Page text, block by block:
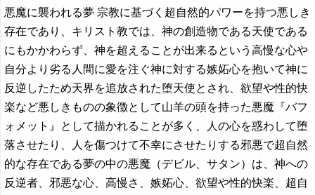
悪魔に襲われる夢 宗教に基づく超自然的パワーを持つ悪しき
存在であり、キリスト教では、神の創造物である天使である
にもかかわらず、神を超えることが出来るという高慢な心や
自分より劣る人間に愛を注ぐ神に対する嫉妬心を抱いて神に
反逆したため天界を追放された堕天使とされ、欲望や性的快
楽など悪しきものの象徴として山羊の頭を持った悪魔『バフ
ォメット』として描かれることが多く、人の心を惑わして堕
落させたり、人を傷つけて不幸にさせたりする邪悪で超自然
的な存在である夢の中の悪魔（デビル、サタン）は、神への
反逆者、邪悪な心、高慢さ、嫉妬心、欲望や性的快楽、超自